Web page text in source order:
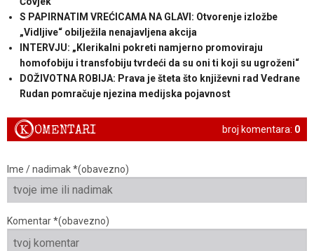
S PAPIRNATIM VREĆICAMA NA GLAVI: Otvorenje izložbe
„Vidljive“ obilježila nenajavljena akcija
INTERVJU: „Klerikalni pokreti namjerno promoviraju
homofobiju i transfobiju tvrdeći da su oni ti koji su ugroženi“
DOŽIVOTNA ROBIJA: Prava je šteta što književni rad Vedrane
Rudan pomračuje njezina medijska pojavnost
broj komentara: 0
KOMENTARI
Ime / nadimak *(obavezno)
Komentar *(obavezno)